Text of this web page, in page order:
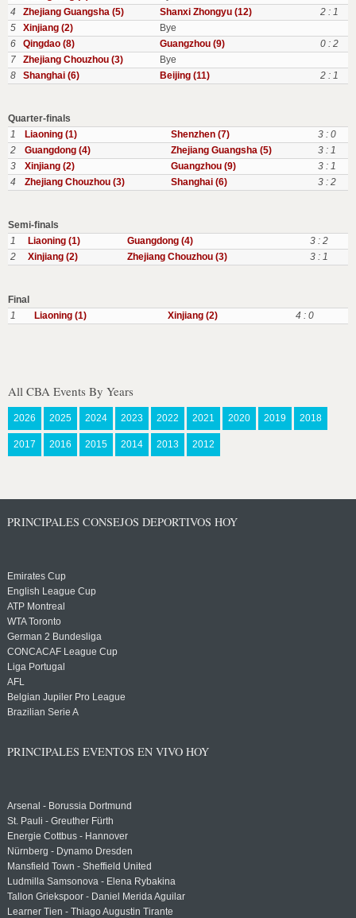
4
Zhejiang Guangsha (5) Shanxi Zhongyu (12)
2 : 1
5
Xinjiang (2)
Bye
6
Qingdao (8) Guangzhou (9)
0 : 2
7
Zhejiang Chouzhou (3)
Bye
8
Shanghai (6) Beijing (11) 2 : 1
Quarter-finals
1
Liaoning (1) Shenzhen (7)
3 : 0
2
Guangdong (4) Zhejiang Guangsha (5)
3 : 1
3
Xinjiang (2) Guangzhou (9)
3 : 1
4
Zhejiang Chouzhou (3) Shanghai (6) 3 : 2
Semi-finals
1
Liaoning (1) Guangdong (4)
3 : 2
2
Xinjiang (2) Zhejiang Chouzhou (3) 3 : 1
Final
1
Liaoning (1) Xinjiang (2) 4 : 0
All CBA Events By Years
2026 2025 2024 2023 2022 2021 2020 2019 2018
2017 2016 2015 2014 2013 2012
PRINCIPALES CONSEJOS DEPORTIVOS HOY
Emirates Cup
English League Cup
ATP Montreal
WTA Toronto
German 2 Bundesliga
CONCACAF League Cup
Liga Portugal
AFL
Belgian Jupiler Pro League
Brazilian Serie A
PRINCIPALES EVENTOS EN VIVO HOY
Arsenal - Borussia Dortmund
St. Pauli - Greuther Fürth
Energie Cottbus - Hannover
Nürnberg - Dynamo Dresden
Mansfield Town - Sheffield United
Ludmilla Samsonova - Elena Rybakina
Tallon Griekspoor - Daniel Merida Aguilar
Learner Tien - Thiago Augustin Tirante